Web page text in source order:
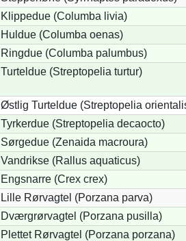
Klippedue (Columba livia)
Huldue (Columba oenas)
Ringdue (Columba palumbus)
Turteldue (Streptopelia turtur)
Østlig Turteldue (Streptopelia
Tyrkerdue (Streptopelia decaocto)
Sørgedue (Zenaida macroura)
Vandrikse (Rallus aquaticus)
Engsnarre (Crex crex)
Lille Rørvagtel (Porzana parva)
Dværgrørvagtel (Porzana pusilla)
Plettet Rørvagtel (Porzana porzana)